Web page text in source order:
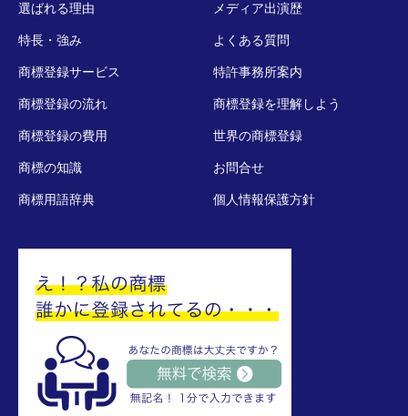
選ばれる理由
特長・強み
商標登録サービス
商標登録の流れ
商標登録の費用
商標の知識
商標用語辞典
メディア出演歴
よくある質問
特許事務所案内
商標登録を理解しよう
世界の商標登録
お問合せ
個人情報保護方針